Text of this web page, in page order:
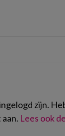
zijn.
Lees ook